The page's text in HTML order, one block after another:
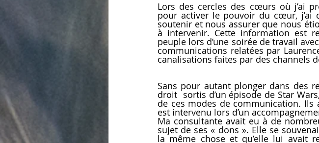
Lors des cercles des cœurs où j’ai
pour activer le pouvoir du cœur, j’ai
soutenir et nous assurer que nous
à intervenir. Cette information est
peuple lors d’une soirée de travail
communications relatées par
canalisations faites par des channels
Sans pour autant plonger dans des
droit  sortis d’un épisode de Star
de ces modes de communication. Ils
est intervenu lors d’un
Ma consultante avait eu à de
sujet de ses « dons ». Elle se
la même chose et qu’elle lui avait